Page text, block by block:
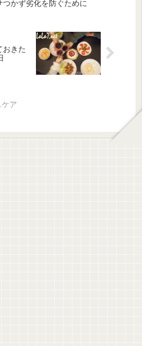
つかず劣化を防ぐために
おきた
ア